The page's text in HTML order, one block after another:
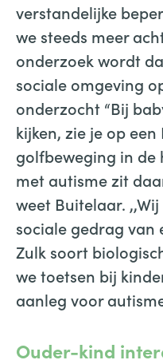
verstandelijke
we steeds meer
onderzoek wordt
sociale omgeving
onderzocht “Bij
kijken, zie je op een
golfbeweging in de
met autisme zit
weet Buitelaar.
sociale gedrag van
Zulk soort
we toetsen bij
aanleg voor
Ouder-kind